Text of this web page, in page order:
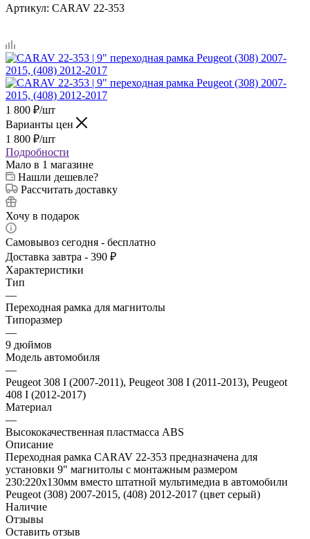
Артикул: CARAV 22-353
1 800 ₽/шт
Варианты цен
1 800 ₽/шт
Подробности
Мало в 1 магазине
Нашли дешевле?
Рассчитать доставку
Хочу в подарок
Самовывоз сегодня - бесплатно
Доставка завтра - 390 ₽
Характеристики
Тип
—
Переходная рамка для магнитолы
Типоразмер
—
9 дюймов
Модель автомобиля
—
Peugeot 308 I (2007-2011), Peugeot 308 I (2011-2013), Peugeot
408 I (2012-2017)
Материал
—
Высококачественная пластмасса ABS
Описание
Переходная рамка CARAV 22-353 предназначена для
установки 9" магнитолы с монтажным размером
230:220х130мм вместо штатной мультимедиа в автомобили
Peugeot (308) 2007-2015, (408) 2012-2017 (цвет серый)
Наличие
Отзывы
Оставить отзыв